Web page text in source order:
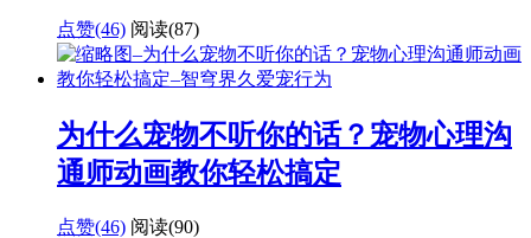
点赞(46) 阅读(87)
为什么宠物不听你的话？宠物心理沟
通师动画教你轻松搞定
点赞(46) 阅读(90)